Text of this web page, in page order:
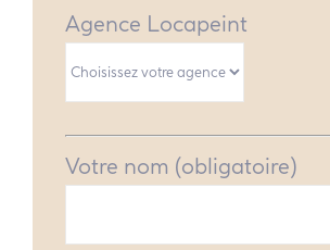
Agence Locapeint
Votre nom (obligatoire)